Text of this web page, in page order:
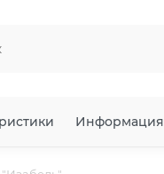
Информация